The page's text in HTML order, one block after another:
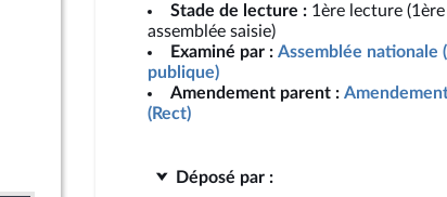
Stade de lecture : 1ère lecture (1ère
assemblée saisie)
Examiné par : Assemblée nationale
publique)
Amendement parent :
(Rect)
Déposé par :